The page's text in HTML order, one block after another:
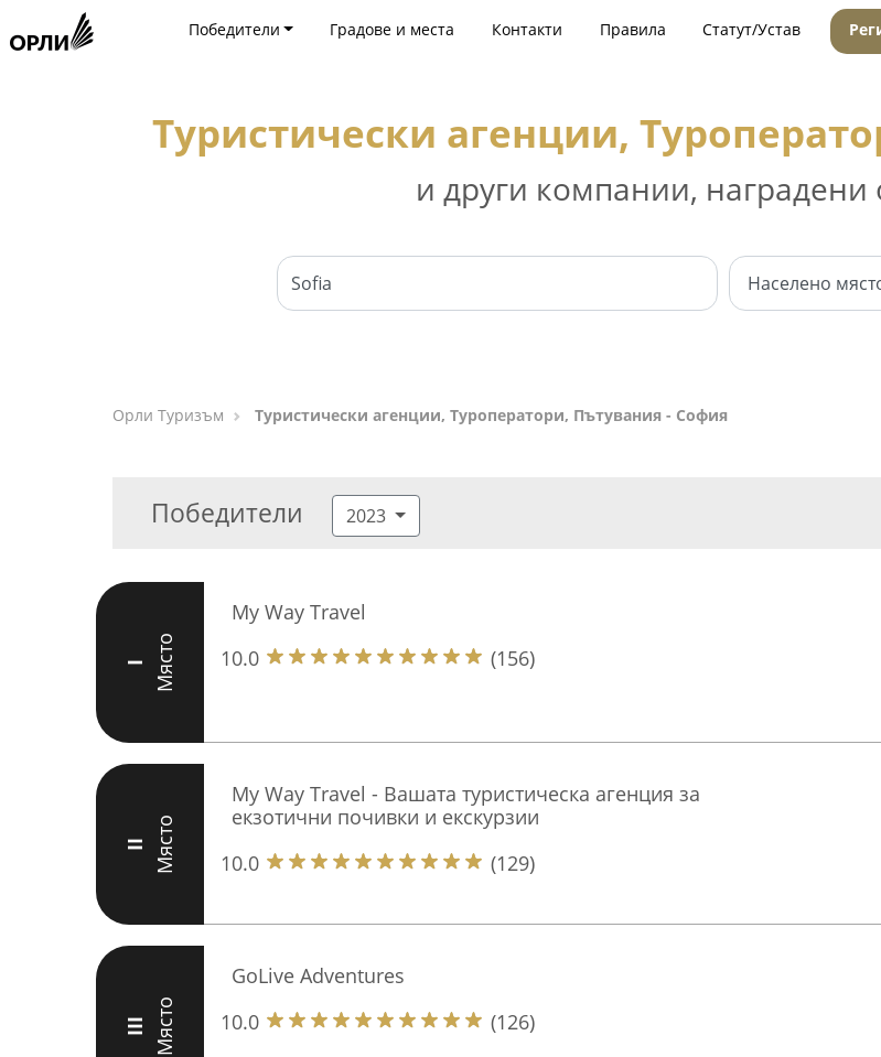
Победители Градове и места Контакти Правила Статут/Устав
Туристически агенции,
и други компании, наградени
Орли Туризъм Туристически агенции, Туроператори, Пътувания - София
Победители 2023
I Място
My Way Travel
10.0
(156)
II Място
My Way Travel - Вашата туристическа агенция за
екзотични почивки и екскурзии
10.0
(129)
III Място
GoLive Adventures
10.0
(126)